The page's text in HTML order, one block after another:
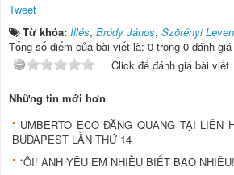
Tweet
Từ khóa: Illés, Bródy János, Szörényi
Tổng số điểm của bài viết là: 0 trong 0 đánh giá
Click để đánh giá bài viết
Những tin mới hơn
UMBERTO ECO ĐĂNG QUANG TẠI LIÊN
BUDAPEST LẦN THỨ 14
“ÔI! ANH YÊU EM NHIỀU BIẾT BAO